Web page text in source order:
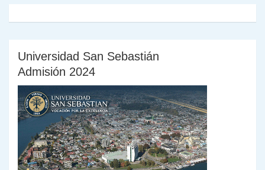
Universidad San Sebastián
Admisión 2024